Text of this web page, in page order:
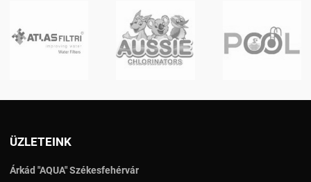
ÜZLETEINK
Árkád "AQUA" Székesfehérvár